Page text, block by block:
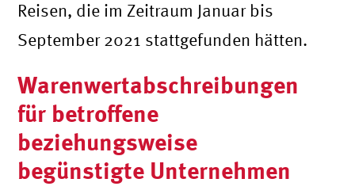
Reisen, die im Zeitraum Januar bis
September 2021 stattgefunden hätten.
Warenwertabschreibungen
für betroffene
beziehungsweise
begünstigte Unternehmen